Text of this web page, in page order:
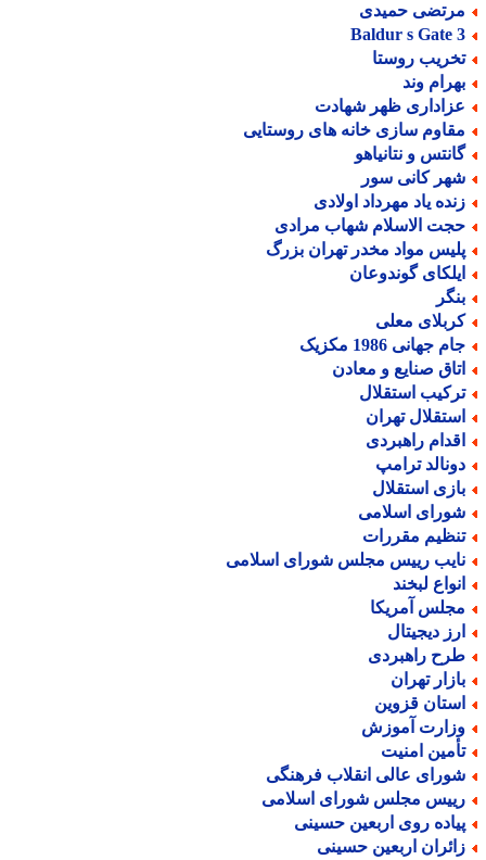
حمیدی
Baldur s Gate
روستا
وند
ظهر شهادت
سازی خانه های روستایی
و نتانیاهو
کانی سور
یاد مهرداد اولادی
الاسلام شهاب مرادی
مواد مخدر تهران بزرگ
گوندوعان
معلی
جهانی 1986 مکزیک
صنایع و معادن
استقلال
تهران
راهبردی
ترامپ
استقلال
اسلامی
مقررات
رییس مجلس شورای اسلامی
لبخند
آمریکا
دیجیتال
راهبردی
تهران
قزوین
آموزش
امنیت
عالی انقلاب فرهنگی
مجلس شورای اسلامی
روی اربعین حسینی
اربعین حسینی